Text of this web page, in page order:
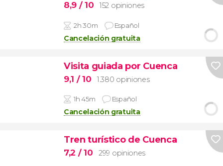
8,9 / 10 152 opiniones
2h 30m Español
Cancelación gratuita
Visita guiada por Cuenca
9,1 / 10 1.380 opiniones
1h 45m Español
Cancelación gratuita
Tren turístico de Cuenca
7,2 / 10 299 opiniones